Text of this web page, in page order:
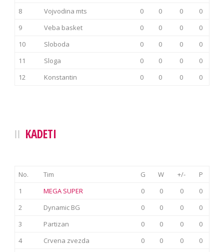
8
Vojvodina mts 0 0 0
0
9
Veba basket 0 0 0
0
10
Sloboda 0 0 0
0
11
Sloga 0 0 0
0
12
Konstantin 0 0 0 0
KADETI
No. Tim G W +/-
P
1
MEGA SUPER 0 0 0
0
2
Dynamic BG 0 0 0
0
3
Partizan 0 0 0
0
4
Crvena zvezda 0 0 0
0